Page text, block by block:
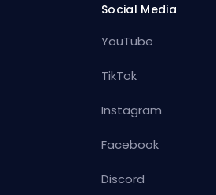
Social Media
YouTube
TikTok
Instagram
Facebook
Discord